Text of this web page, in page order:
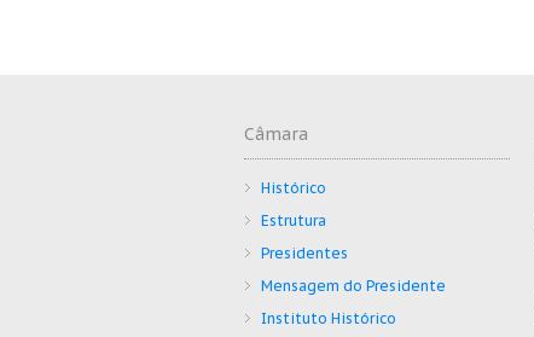
Câmara
Histórico
Estrutura
Presidentes
Mensagem do Presidente
Instituto Histórico